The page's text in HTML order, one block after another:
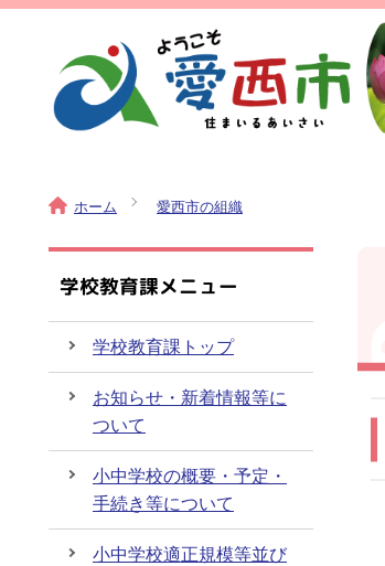
ホーム 愛西市の組織
学校教育課メニュー
学校教育課トップ
お知らせ・新着情報等に
ついて
小中学校の概要・予定・
手続き等について
小中学校適正規模等並び